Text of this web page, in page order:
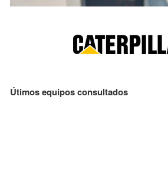
Útimos equipos consultados